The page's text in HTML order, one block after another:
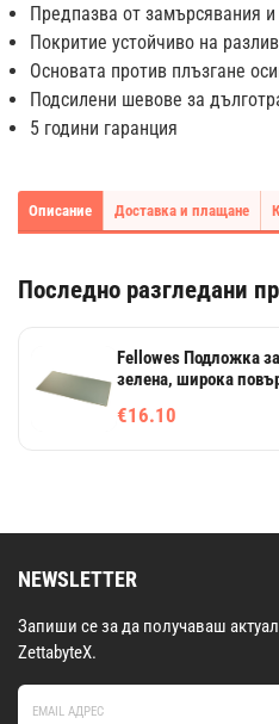
Предпазва от замърсявания
Покритие устойчиво на
Основата против плъзгане
Подсилени шевове за
5 години гаранция
Описание Доставка и плащане
Последно разгледани
Fellowes Подложка
зелена, широка
€16.10
NEWSLETTER
Запиши се за да получаваш
ZettabyteX.